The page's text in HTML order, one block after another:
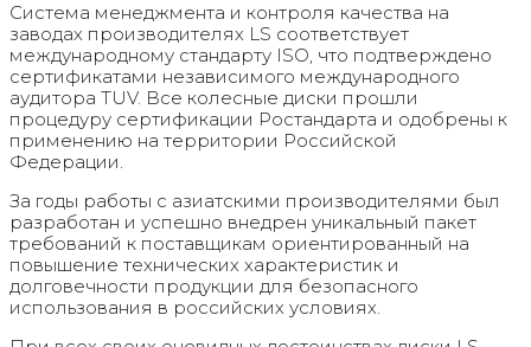
Система менеджмента и контроля качества на
заводах производителях LS соответствует
международному стандарту ISO, что подтверждено
сертификатами независимого международного
аудитора TUV. Все колесные диски прошли
процедуру сертификации Ростандарта и одобрены к
применению на территории Российской
Федерации.
За годы работы с азиатскими производителями был
разработан и успешно внедрен уникальный пакет
требований к поставщикам ориентированный на
повышение технических характеристик и
долговечности продукции для безопасного
использования в российских условиях.